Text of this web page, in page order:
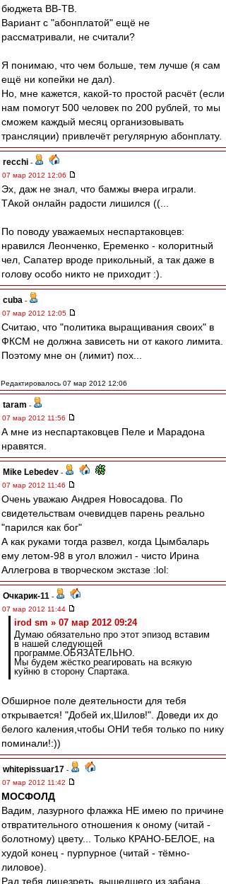
бюджета ВВ-ТВ.
Вариант с "абонплатой" ещё не
рассматривали, не считали?
Я понимаю, что чем больше, тем лучше (я сам
ещё ни копейки не дал).
Но, мне кажется, какой-то простой расчёт (если
нам помогут 500 человек по 200 рублей, то мы
сможем каждый месяц организовывать
трансляции) привлечёт регулярную абонплату.
recchi -
07 мар 2012 12:06
Эх, даж не знал, что бамжы вчера играли.
ТАкой онлайн радости лишился ((...
По поводу уважаемых неспартаковцев:
нравился Леонченко, Еременко - колоритный
чел, Сапатер вроде прикольный, а так даже в
голову особо никто не приходит :).
cuba -
07 мар 2012 12:05
Считаю, что "политика выращивания своих" в
ФКСМ не должна зависеть ни от какого лимита.
Поэтому мне он (лимит) пох...
Редактировалось 07 мар 2012 12:06
taram -
07 мар 2012 11:56
А мне из неспартаковцев Пеле и Марадона
нравятся.
Mike Lebedev -
07 мар 2012 11:46
Очень уважаю Андрея Новосадова. По
свидетельствам очевидцев парень реально
"парился как бог"
А как руками тогда развел, когда Цымбаларь
ему летом-98 в угол вложил - чисто Ирина
Аллегрова в творческом экстазе :lol:
Очкарик-11 -
07 мар 2012 11:44
irod sm » 07 мар 2012 09:24
Думаю обязательно про этот эпизод вставим
в нашей следующей
программе.ОБЯЗАТЕЛЬНО.
Мы будем жёстко реагировать на всякую
куйню в сторону Спартака.
Обширное поле деятельности для тебя
открывается! "Добей их,Шилов!". Доведи их до
белого каления,чтобы ОНИ тебя только по нику
поминали!:))
whitepissuar17 -
07 мар 2012 11:42
МОСФОЛД
Вадим, лазурного флажка НЕ имею по причине
отвратительного отношения к оному (читай -
болотному) цвету... Только КРАНО-БЕЛОЕ, на
худой конец - пурпурное (читай - тёмно-
лиловое).
Рад тебя лицезреть, вышедшего из забана...